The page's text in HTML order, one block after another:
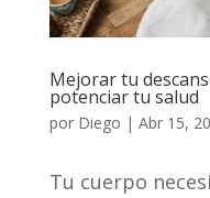
Mejorar tu
potenciar tu salud
por Diego | Abr 15,
Tu cuerpo